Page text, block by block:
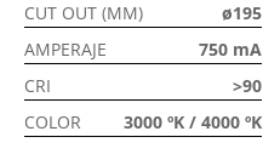
CUT OUT (MM)
ø195
AMPERAJE
750 mA
CRI
>90
COLOR
3000 ºK / 4000 ºK